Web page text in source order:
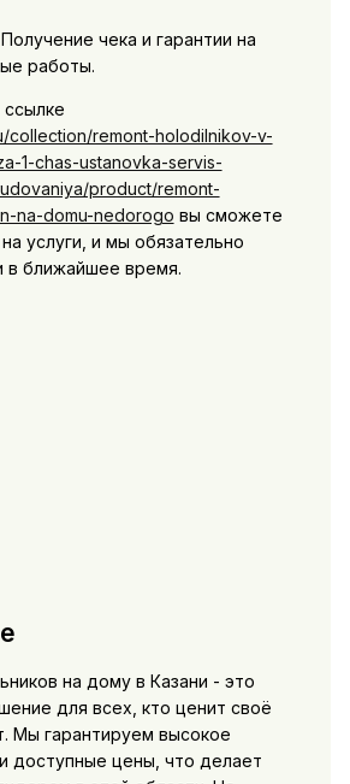
Получение чека и гарантии на
работы.
collection/remont-holodilnikov-v-
1-chas-ustanovka-servis-
product/remont-
na-domu-nedorogo вы сможете
услуги, и мы обязательно
в ближайшее время.
на дому в Казани - это
для всех, кто ценит своё
Мы гарантируем высокое
доступные цены, что делает